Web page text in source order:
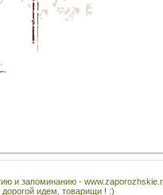
и запоминанию -
идем, товарищи ! :)